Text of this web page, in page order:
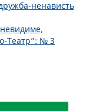
ненависть
невидиме,
Театр”: № 3